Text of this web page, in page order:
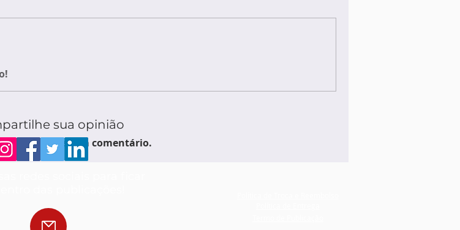
sua opinião
a escrever um comentário.